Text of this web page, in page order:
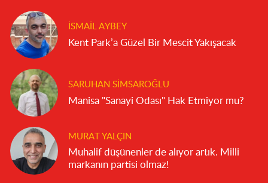
İSMAIL AYBEY
Kent Park’a Güzel Bir Mescit Yakışacak
SARUHAN SIMSAROĞLU
Manisa "Sanayi Odası" Hak Etmiyor mu?
MURAT YALÇIN
Muhalif düşünenler de alıyor artık. Milli
markanın partisi olmaz!